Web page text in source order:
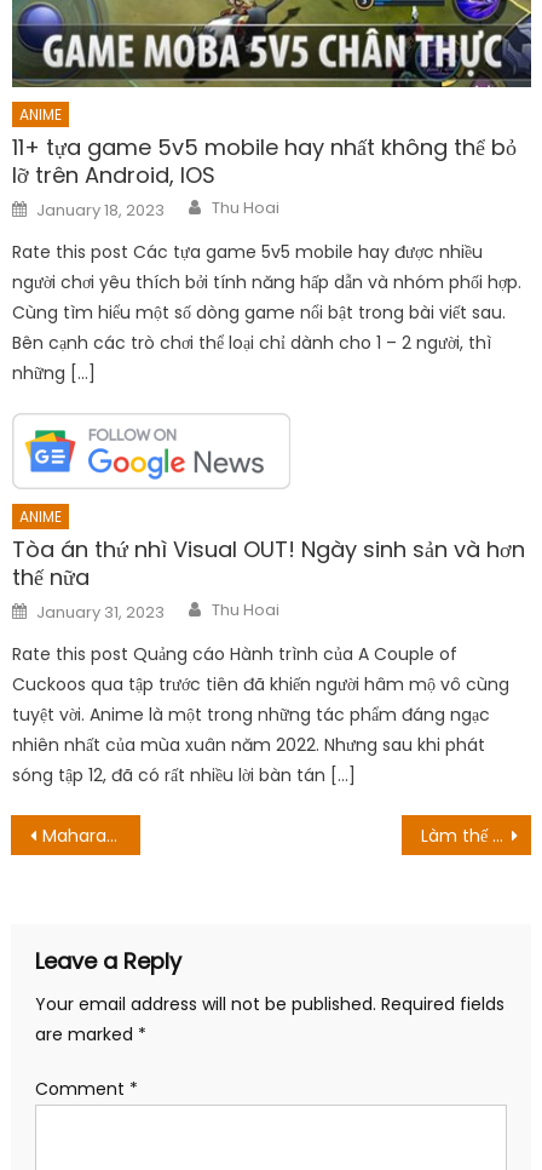
ANIME
11+ tựa game 5v5 mobile hay nhất không thể bỏ
lỡ trên Android, IOS
Posted
on
January 18, 2023 Author
Thu Hoai
Rate this post Các tựa game 5v5 mobile hay được nhiều
người chơi yêu thích bởi tính năng hấp dẫn và nhóm phối hợp.
Cùng tìm hiểu một số dòng game nổi bật trong bài viết sau.
Bên cạnh các trò chơi thể loại chỉ dành cho 1 – 2 người, thì
những […]
ANIME
Tòa án thứ nhì Visual OUT! Ngày sinh sản và hơn
thế nữa
Posted
on
January 31, 2023 Author
Thu Hoai
Rate this post Quảng cáo Hành trình của A Couple of
Cuckoos qua tập trước tiên đã khiến người hâm mộ vô cùng
tuyệt vời. Anime là một trong những tác phẩm đáng ngạc
nhiên nhất của mùa xuân năm 2022. Nhưng sau khi phát
sóng tập 12, đã có rất nhiều lời bàn tán […]
Post
Maharani Season 3: Ngày phát hành, Tóm tắt và Hướng dẫn phát trực tuyến Làm thế nào để xem những người vợ bóng rổ phần 10? Tập 11 sẽ lên sóng vào lúc nào?
Leave a Reply
Your email address will not be published. Required fields
are marked *
Comment *